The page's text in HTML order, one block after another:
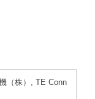
（株）, TE Conn